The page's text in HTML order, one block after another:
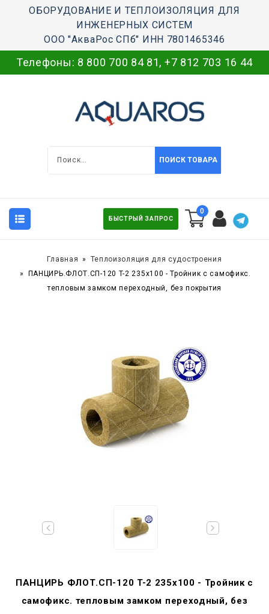
ОБОРУДОВАНИЕ И ТЕПЛОИЗОЛЯЦИЯ ДЛЯ
ИНЖЕНЕРНЫХ СИСТЕМ
ООО "АкваРос СПб" ИНН 7801465346
Телефоны: 8 800 700 84 81, +7 812 703 16 44
ПОИСК ТОВАРА
БЫСТРЫЙ ЗАПРОС
0
Главная
Теплоизоляция для судостроения
ПАНЦИРЬ.ФЛОТ.СП-120 T-2 235x100 - Тройник c самофикс.
тепловым замком переходный, без покрытия
ПАНЦИРЬ ФЛОТ.СП-120 T-2 235x100 - Тройник c
самофикс. тепловым замком переходный, без